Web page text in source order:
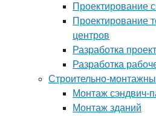
Проектирование
Проектирование
центров
Разработка
Разработка
Строительно-
Монтаж сэндвич-
Монтаж зданий